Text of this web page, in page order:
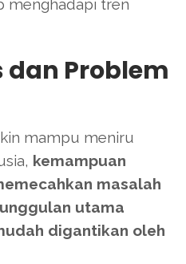
menghadapi tren
dan Problem
mampu meniru
kemampuan
masalah
utama
digantikan oleh